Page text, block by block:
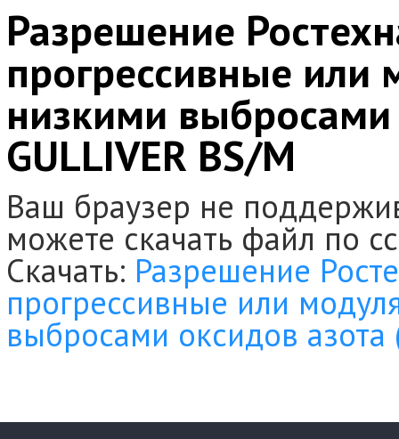
Разрешение
прогрессивные или
низкими выбросами
GULLIVER BS/M
Ваш браузер не
можете скачать файл по
Скачать: Разрешение
прогрессивные или
выбросами оксидов азота